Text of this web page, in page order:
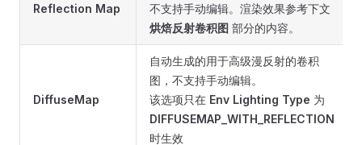
Reflection Map
不支持手动编辑。渲染效果参考下文
烘焙反射卷积图 部分的内容。
DiffuseMap
自动生成的用于高级漫反射的卷积
图，不支持手动编辑。
该选项只在 Env Lighting Type 为
DIFFUSEMAP_WITH_REFLECTION
时生效